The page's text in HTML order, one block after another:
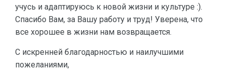
учусь и адаптируюсь к новой жизни и культуре :).
Спасибо Вам, за Вашу работу и труд! Уверена, что
все хорошее в жизни нам возвращается.
С искренней благодарностью и наилучшими
пожеланиями,